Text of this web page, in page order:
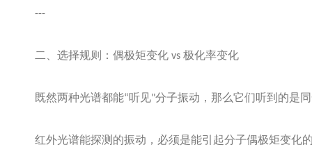
---
二、选择规则：偶极矩变化 vs 极化率变化
既然两种光谱都能“听见"分子振动，那么它们听到的是
红外光谱能探测的振动，必须是能引起分子偶极矩变化